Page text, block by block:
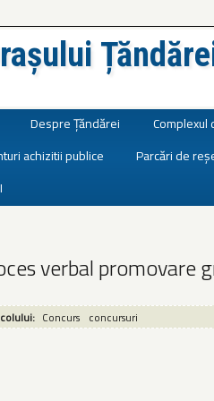
Despre Țăndărei Complexul
achizitii publice Parcări de
verbal promovare
Concurs concursuri